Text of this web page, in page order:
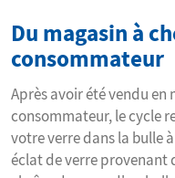
Du magasin à
consommateur
Après avoir été vendu
consommateur, le cycle
votre verre dans la bulle
éclat de verre provenant